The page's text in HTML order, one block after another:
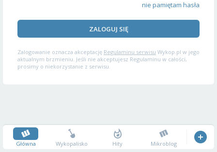
nie pamiętam hasła
ZALOGUJ SIĘ
Zalogowanie oznacza akceptację Regulaminu serwisu Wykop.pl w jego
aktualnym brzmieniu. Jeśli nie akceptujesz Regulaminu w całości,
prosimy o niekorzystanie z serwisu.
Główna Wykopalisko Hity Mikroblog